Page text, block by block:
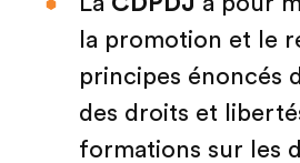
la promotion et le
principes énoncés
des droits et
formations sur les